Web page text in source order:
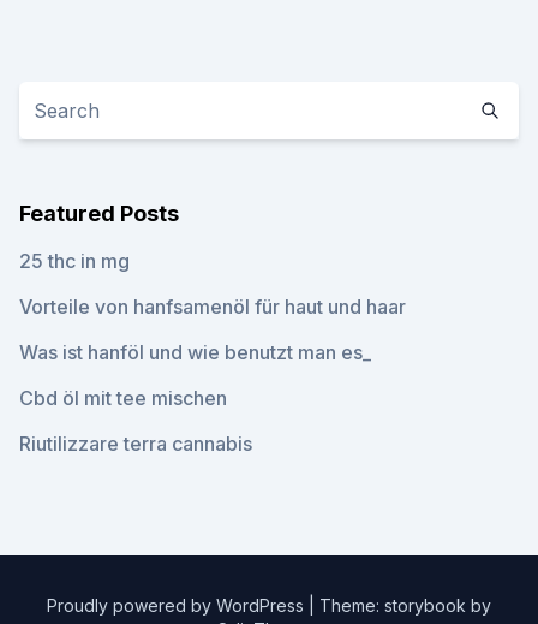
Featured Posts
25 thc in mg
Vorteile von hanfsamenöl für haut und haar
Was ist hanföl und wie benutzt man es_
Cbd öl mit tee mischen
Riutilizzare terra cannabis
Proudly powered by WordPress
Theme: storybook by